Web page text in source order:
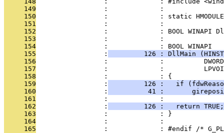
     149
                 :             :
     150
:             : static
     151
                 :             :
     152
:             : BOOL WINAPI
     153
                 :             :
     154
                 :             : BOOL WINAPI
     155
                 :
126 : DllMain
     156
:             :
     157
:             :
     158
                 :             : {
     159
                 :
126 :   if
     160
                 :
41 :
     161
                 :             :
     162
                 :
         126 :   return TRUE;
     163
                 :             : }
     164
                 :             :
     165
:             : #endif /*